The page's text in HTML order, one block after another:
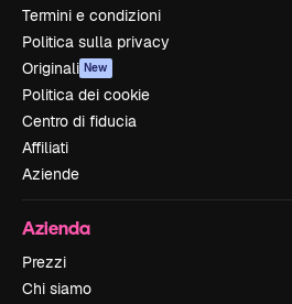
Termini e condizioni
Politica sulla privacy
Originali New
Politica dei cookie
Centro di fiducia
Affiliati
Aziende
Azienda
Prezzi
Chi siamo